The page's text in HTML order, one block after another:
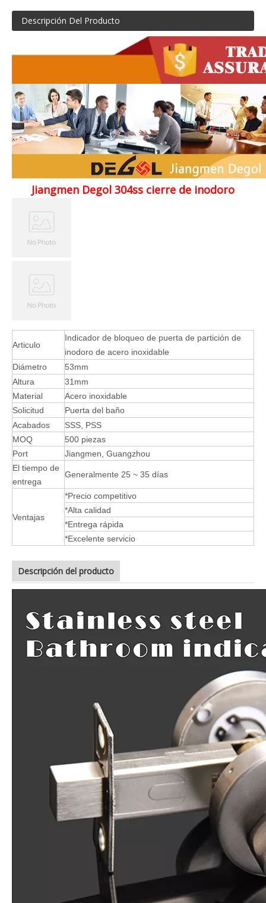
Descripción Del Producto
Jiangmen Degol 304ss cierre de inodoro
Articulo
Indicador de bloqueo de puerta de partición de
inodoro de acero inoxidable
Diámetro
53mm
Altura
31mm
Material
Acero inoxidable
Solicitud
Puerta del baño
Acabados
SSS, PSS
MOQ
500 piezas
Port
Jiangmen, Guangzhou
El tiempo de
entrega
Generalmente 25 ~ 35 días
Ventajas
*Precio competitivo
*Alta calidad
*Entrega rápida
*Excelente servicio
Descripción del producto